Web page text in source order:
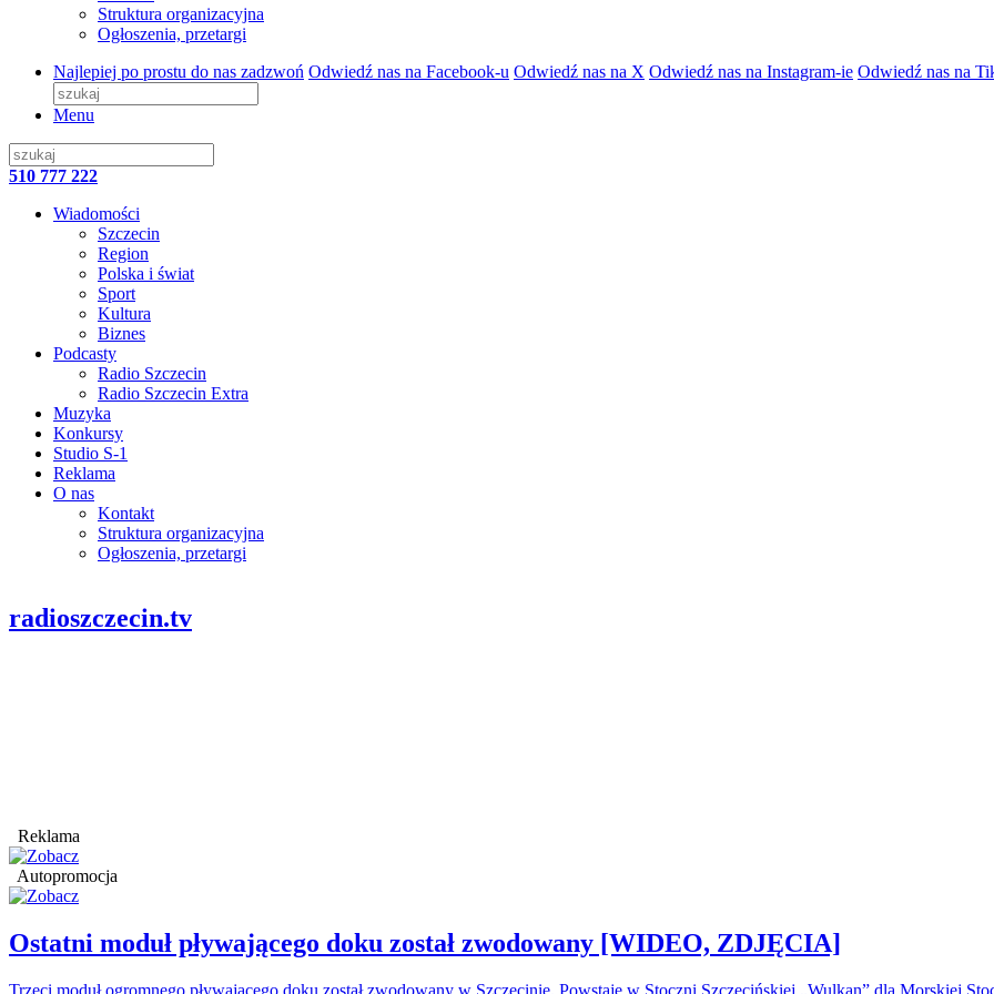
Struktura organizacyjna
Ogłoszenia, przetargi
Najlepiej po prostu do nas zadzwoń Odwiedź nas na Facebook-u Odwiedź nas na X Odwiedź nas na Instagram-ie Odwiedź nas na
Menu
510 777 222
Wiadomości
Szczecin
Region
Polska i świat
Sport
Kultura
Biznes
Podcasty
Radio Szczecin
Radio Szczecin Extra
Muzyka
Konkursy
Studio S-1
Reklama
O nas
Kontakt
Struktura organizacyjna
Ogłoszenia, przetargi
radioszczecin.tv
Reklama
Autopromocja
Ostatni moduł pływającego doku został zwodowany [WIDEO, ZDJĘCIA]
Trzeci moduł ogromnego pływającego doku został zwodowany w Szczecinie. Powstaje w Stoczni Szczecińskiej „Wulkan” dla Morskiej